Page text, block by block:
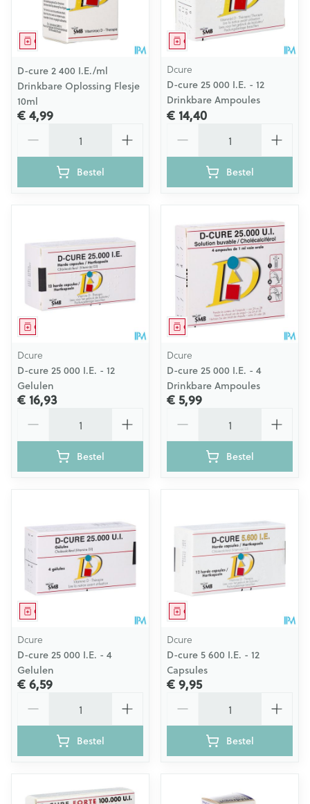
Geneesmiddel
D-cure 2 400 I.E./ml
Drinkbare Oplossing Flesje
10ml
€ 4,99
Bestel
Geneesmiddel
Dcure
D-cure 25 000 I.E. - 12
Drinkbare Ampoules
€ 14,40
Bestel
Geneesmiddel
Dcure
D-cure 25 000 I.E. - 12
Gelulen
€ 16,93
Bestel
Geneesmiddel
Dcure
D-cure 25 000 I.E. - 4
Drinkbare Ampoules
€ 5,99
Bestel
Geneesmiddel
Dcure
D-cure 25 000 I.E. - 4
Gelulen
€ 6,59
Bestel
Geneesmiddel
Dcure
D-cure 5 600 I.E. - 12
Capsules
€ 9,95
Bestel